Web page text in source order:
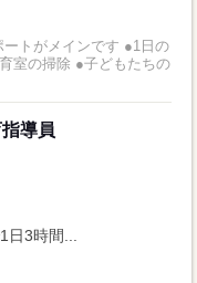
メインです ●1日の
室の掃除 ●子どもたちの
導員
日3時間...